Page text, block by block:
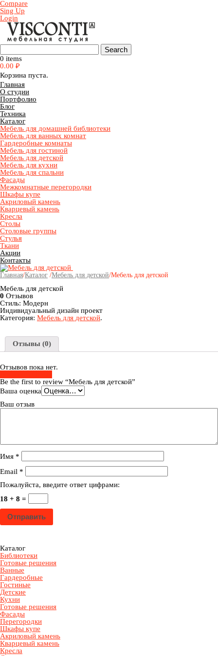
Compare
Sing Up
Login
0 items
0.00 ₽
Корзина пуста.
Главная
О студии
Портфолио
Блог
Техника
Каталог
Мебель для домашней библиотеки
Мебель для ванных комнат
Гардеробные комнаты
Мебель для гостиной
Мебель для детской
Мебель для кухни
Мебель для спальни
Фасады
Межкомнатные перегородки
Шкафы купе
Акриловый камень
Кварцевый камень
Кресла
Столы
Столовые группы
Стулья
Ткани
Акции
Контакты
Главная/Каталог /Мебель для детской/Мебель для детской
Мебель для детской
0 Отзывов
Стиль: Модерн
Индивидуальный дизайн проект
Категория: Мебель для детской.
Отзывы (0)
Отзывов пока нет.
Be the first to review “Мебель для детской”
Ваша оценка
Ваш отзыв
Имя *
Email *
Пожалуйста, введите ответ цифрами:
18 + 8 =
Каталог
Библиотеки
Готовые решения
Ванные
Гардеробные
Гостиные
Детские
Кухни
Готовые решения
Фасады
Перегородки
Шкафы купе
Акриловый камень
Кварцевый камень
Кресла